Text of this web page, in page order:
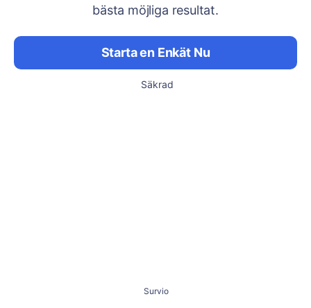
bästa möjliga resultat.
Starta en Enkät Nu
Säkrad
Survio